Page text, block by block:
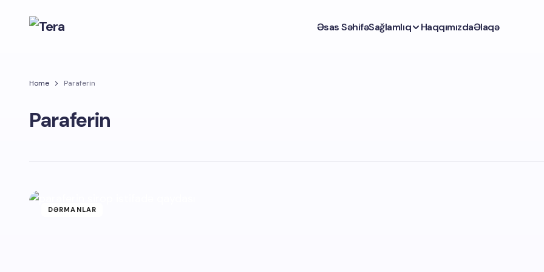
Əsas SəhifəSağlamlıq HaqqımızdaƏlaqə
Home Paraferin
Paraferin
DƏRMANLAR